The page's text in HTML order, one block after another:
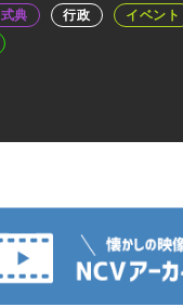
式典 行政
イベント